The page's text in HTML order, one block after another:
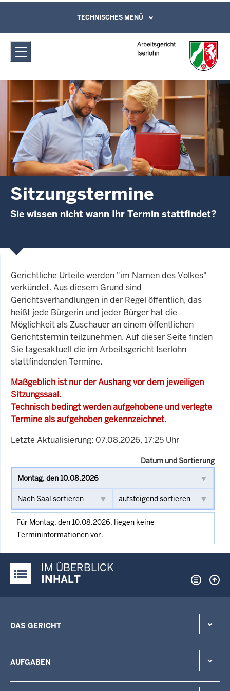
Arbeitsgericht Iserlohn:
Sitzungstermine
Direkt zum Inhalt
Leichte Sprache, Gebärdensprachenvideo
und Kontaktformular
TECHNISCHES MENÜ
Sitzungstermine
Sie wissen nicht wann Ihr Termin stattfindet?
Gerichtliche Urteile werden "im Namen des Volkes"
verkündet. Aus diesem Grund sind
Gerichtsverhandlungen in der Regel öffentlich, das
heißt jede Bürgerin und jeder Bürger hat die
Möglichkeit als Zuschauer an einem öffentlichen
Gerichtstermin teilzunehmen. Auf dieser Seite finden
Sie tagesaktuell die im Arbeitsgericht Iserlohn
stattfindenden Termine.
Maßgeblich ist nur der Aushang vor dem jeweiligen
Sitzungssaal.
Technisch bedingt werden aufgehobene und verlegte
Termine als aufgehoben gekennzeichnet.
Letzte Aktualisierung: 07.08.2026, 17:25 Uhr
Datum und Sortierung
Für Montag, den 10.08.2026, liegen keine
Termininformationen vor.
Justiz-Portal im Überblick:
IM ÜBERBLICK
INHALT
DAS GERICHT
AUFGABEN